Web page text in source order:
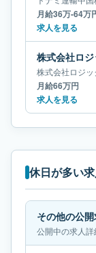
月給36万-64万
求人を見る
株式会社ロジッ
月給66万円
求人を見る
休日が多い
その他の公
公開中の求人詳